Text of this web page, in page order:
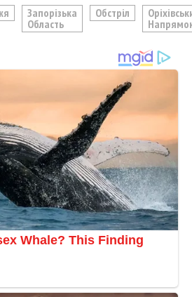
Запорізька
Область
Обстріл